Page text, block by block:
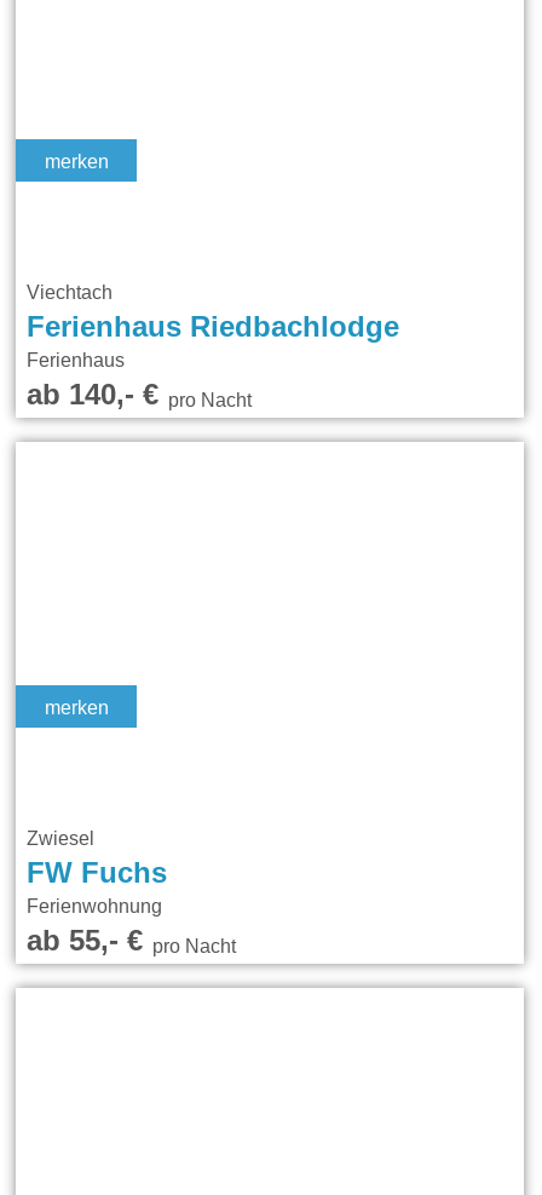
merken
Viechtach
Ferienhaus Riedbachlodge
Ferienhaus
ab 140,- €pro Nacht
merken
Zwiesel
FW Fuchs
Ferienwohnung
ab 55,- €pro Nacht